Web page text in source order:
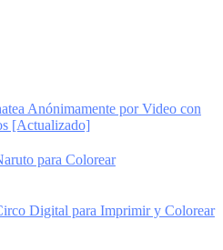
Anónimamente por Video con
[Actualizado]
para Colorear
Digital para Imprimir y Colorear